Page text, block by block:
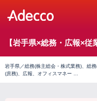
【岩手県×総務・広報×
岩手県／総務(株主総会・株式業務)、総
(庶務)、広報、オフィスマネー …